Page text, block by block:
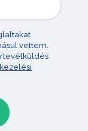
vettem.